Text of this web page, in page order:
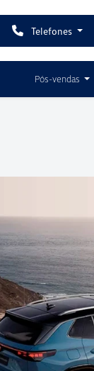
Telefones
Pós-vendas